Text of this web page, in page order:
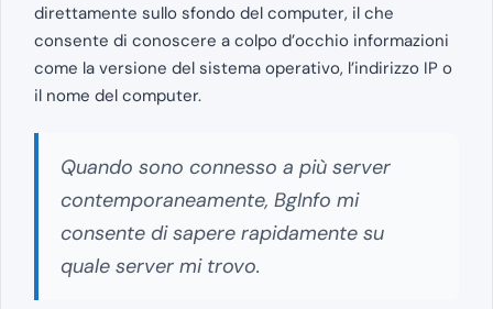
direttamente sullo sfondo del computer, il che
consente di conoscere a colpo d’occhio informazioni
come la versione del sistema operativo, l’indirizzo IP o
il nome del computer.
Quando sono connesso a più server
contemporaneamente, BgInfo mi
consente di sapere rapidamente su
quale server mi trovo.